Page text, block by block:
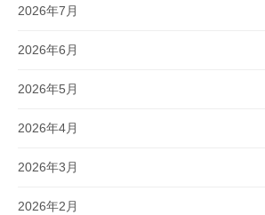
2026年7月
2026年6月
2026年5月
2026年4月
2026年3月
2026年2月